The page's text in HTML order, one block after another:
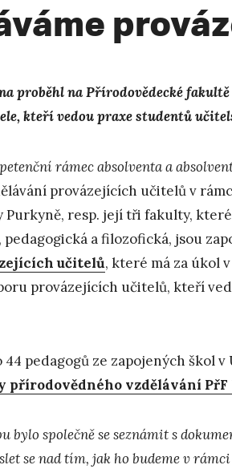
proběhl na Přírodovědecké
kteří vedou praxe studentů
rámec absolventa a
provázejících učitelů v
Purkyně, resp. její tři fakulty,
a filozofická, jsou
učitelů, které má za úkol
provázejících učitelů, kteří
pedagogů ze zapojených škol
přírodovědného vzdělávání PřF
bylo společně se seznámit s
se nad tím, jak ho budeme v